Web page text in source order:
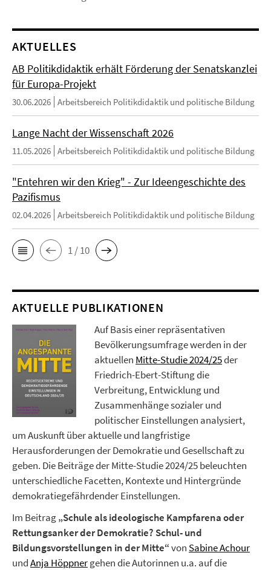
AKTUELLES
AB Politikdidaktik erhält Förderung der Senatskanzlei
für Europa-Projekt
30.06.2026 Arbeitsbereich Politikdidaktik und politische Bildung
Lange Nacht der Wissenschaft 2026
11.05.2026 Arbeitsbereich Politikdidaktik und politische Bildung
"Entehren wir den Krieg" - Zur Ideengeschichte des
Pazifismus
02.04.2026 Arbeitsbereich Politikdidaktik und politische Bildung
1 / 10
AKTUELLE PUBLIKATIONEN
Auf Basis einer repräsentativen
Bevölkerungsumfrage werden in der
aktuellen Mitte-Studie 2024/25der
Friedrich-Ebert-Stiftung die
Verbreitung, Entwicklung und
Zusammenhänge sozialer und
politischer Einstellungen analysiert,
um Auskunft über aktuelle und langfristige
Herausforderungen der Demokratie und Gesellschaft zu
geben. Die Beiträge der Mitte-Studie 2024/25 beleuchten
unterschiedliche Facetten, Kontexte und Hintergründe
demokratiegefährdender Einstellungen.
Im Beitrag„Schule als ideologische Kampfarena oder
Rettungsanker der Demokratie? Schul- und
Bildungsvorstellungen in der Mitte“von Sabine Achour
undAnja Höppnergehen die Autorinnen u.a. auf die